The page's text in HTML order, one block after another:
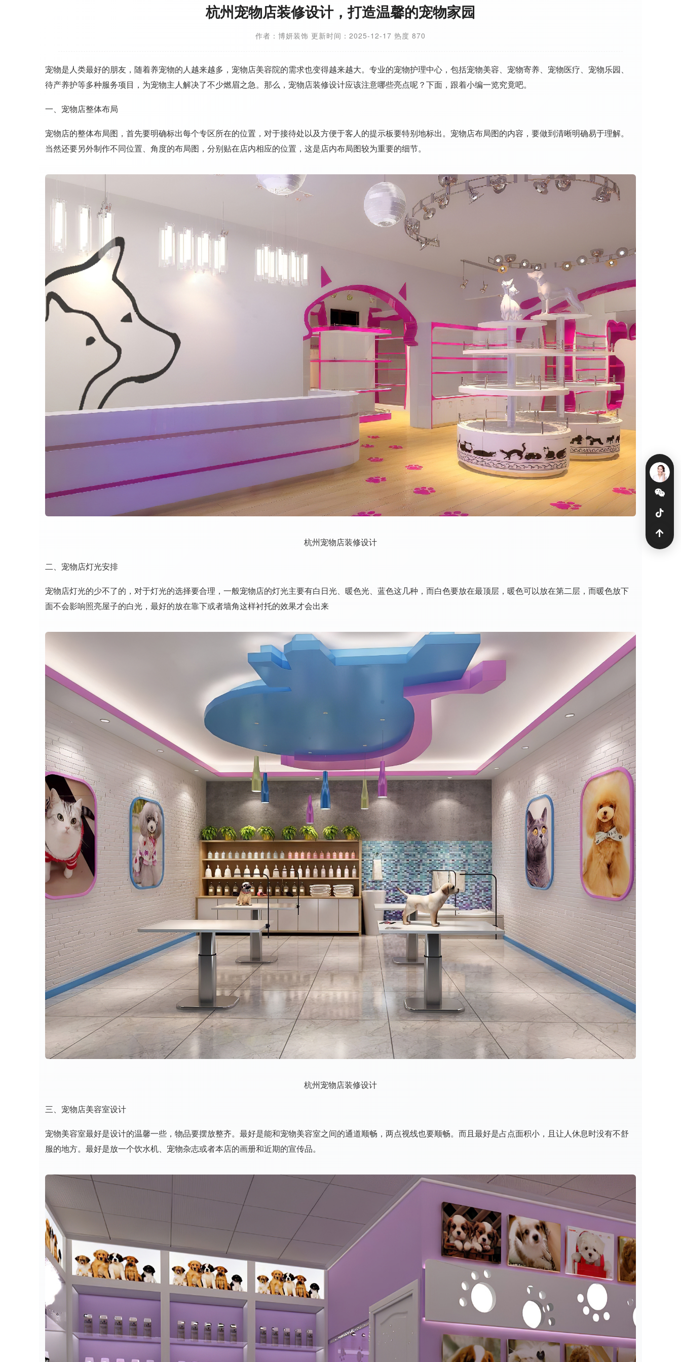
杭州宠物店装修设计，打造温馨的宠物家园
作者：博妍装饰 更新时间：2025-12-17 热度 870
宠物是人类最好的朋友，随着养宠物的人越来越多，宠物店美容院的需求也变得越来越大。专业的宠物护理中心，包括宠物美容、宠物寄养、宠物医疗、宠物乐园、
待产养护等多种服务项目，为宠物主人解决了不少燃眉之急。那么，宠物店装修设计应该注意哪些亮点呢？下面，跟着小编一览究竟吧。
一、宠物店整体布局
宠物店的整体布局图，首先要明确标出每个专区所在的位置，对于接待处以及方便于客人的提示板要特别地标出。宠物店布局图的内容，要做到清晰明确易于理解。
当然还要另外制作不同位置、角度的布局图，分别贴在店内相应的位置，这是店内布局图较为重要的细节。
杭州宠物店装修设计
二、宠物店灯光安排
宠物店灯光的少不了的，对于灯光的选择要合理，一般宠物店的灯光主要有白日光、暖色光、蓝色这几种，而白色要放在最顶层，暖色可以放在第二层，而暖色放下
面不会影响照亮屋子的白光，最好的放在靠下或者墙角这样衬托的效果才会出来
杭州宠物店装修设计
三、宠物店美容室设计
宠物美容室最好是设计的温馨一些，物品要摆放整齐。最好是能和宠物美容室之间的通道顺畅，两点视线也要顺畅。而且最好是占点面积小，且让人休息时没有不舒
服的地方。最好是放一个饮水机、宠物杂志或者本店的画册和近期的宣传品。